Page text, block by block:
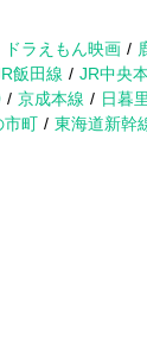
ドラえもん映画
飯田線
JR中央
京成本線
日暮
市町 東海道新幹